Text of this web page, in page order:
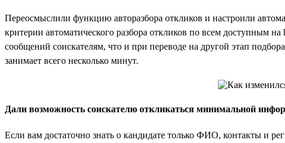
Переосмыслили функцию авторазбора откликов и настроили
критерии автоматического разбора откликов по всем доступным
сообщений соискателям, что и при переводе на другой этап
занимает всего несколько минут.
Дали возможность соискателю откликаться минимальной
Если вам достаточно знать о кандидате только ФИО, контакты и